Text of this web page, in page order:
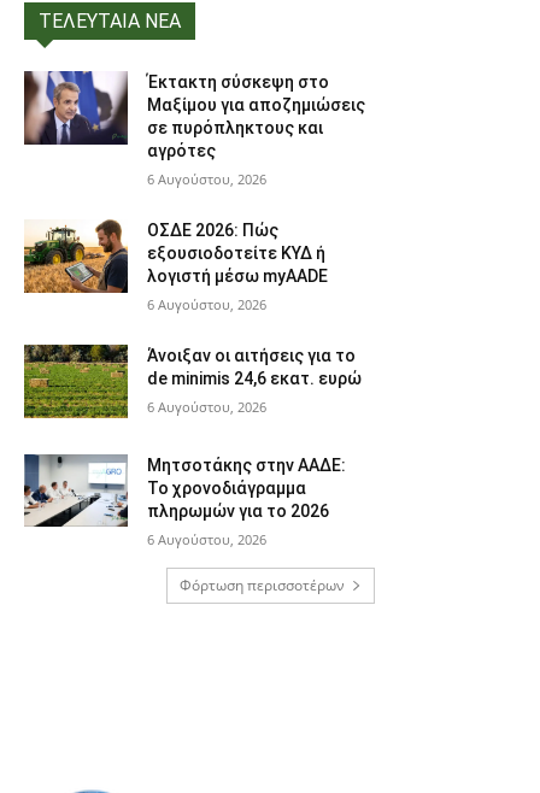
ΤΕΛΕΥΤΑΙΑ ΝΕΑ
Έκτακτη σύσκεψη στο
Μαξίμου για αποζημιώσεις
σε πυρόπληκτους και
αγρότες
6 Αυγούστου, 2026
ΟΣΔΕ 2026: Πώς
εξουσιοδοτείτε ΚΥΔ ή
λογιστή μέσω myAADE
6 Αυγούστου, 2026
Άνοιξαν οι αιτήσεις για το
de minimis 24,6 εκατ. ευρώ
6 Αυγούστου, 2026
Μητσοτάκης στην ΑΑΔΕ:
Το χρονοδιάγραμμα
πληρωμών για το 2026
6 Αυγούστου, 2026
Φόρτωση περισσοτέρων